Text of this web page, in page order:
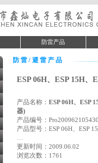
防雷产品
防 雷 / 避 雷 产 品
ESP 06H、ESP 15H、
产品名称： ESP 06H、ESP
器)
产品编号：
产品型号：ESP 06H、ESP
…
更新时间：2009.06.02
浏览次数：1761